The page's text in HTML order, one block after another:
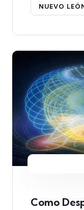
NUEVO
Como